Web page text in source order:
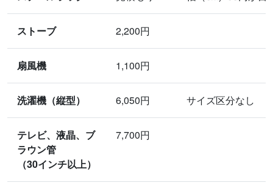
ストーブ 2,200円
扇風機 1,100円
洗濯機（縦型） 6,050円 サイズ区分なし
テレビ、液晶、ブ
ラウン管
（30インチ以上）
7,700円